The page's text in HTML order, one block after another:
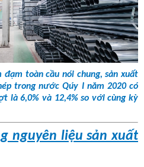
toàn cầu nói chung, sản xuất
trong nước Qúy I năm 2020 có
là 6,0% và 12,4% so với cùng kỳ
nguyên liệu sản xuất